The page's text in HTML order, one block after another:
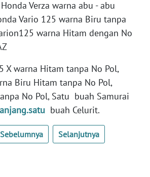
Verza warna abu - abu
Vario 125 warna Biru tanpa
warna Hitam dengan No
X warna Hitam tanpa No Pol,
Biru Hitam tanpa No Pol,
No Pol, Satu buah Samurai
buah Celurit.
Sebelumnya Selanjutnya